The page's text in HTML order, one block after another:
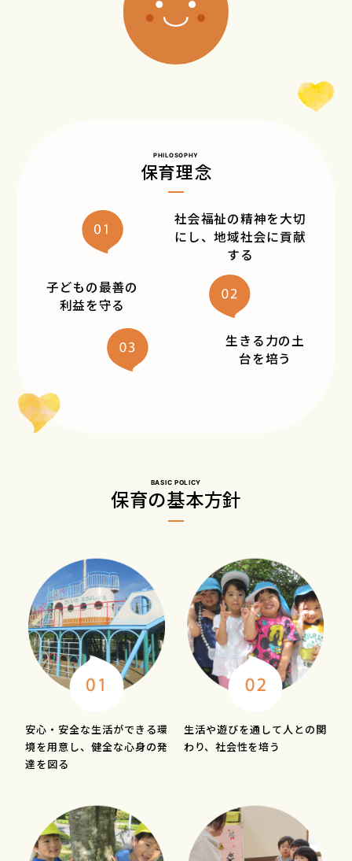
PHILOSOPHY
保育理念
社会福祉の精神を 大切
にし、地域社会に貢献
する
子どもの最善の
利益を守る
生きる力の土
台を培う
BASIC POLICY
保育の基本方針
安心・安全な生活ができる環
境を用意し、健全な心身の発
達を図る
生活や遊びを通して人との関
わり、社会性を培う